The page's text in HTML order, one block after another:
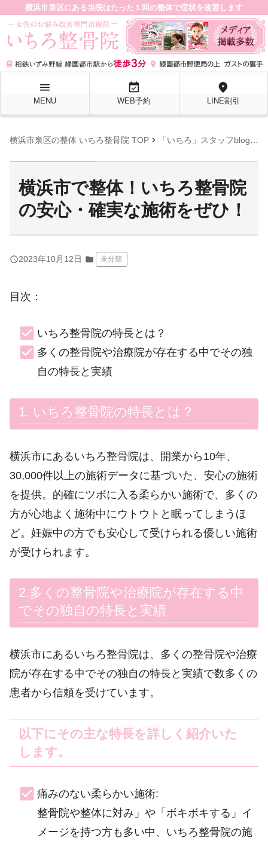
横浜市泉区にある当院はたった１回の整体で症状を改善します
menu
MENU
event_available
WEB予約
location_on
LINE割引
横浜市泉区の整体 いちろ整骨院 TOP chevron_right 「いちろ」スタッフblog
横浜市で整体！いちろ整骨院
の安心・確実な施術をぜひ！
query_builder2023年10月12日 folder 未分類
目次：
いちろ整骨院の特長とは？
多くの整骨院や治療院が存在する中でその独
自の特長と実績
1. いちろ整骨院の特長とは？
横浜市にあるいちろ整骨院は、開業から10年、
30,000件以上の施術データに基づいた、安心の施術
を提供。的確にツボに入る柔らかい施術で、多くの
方が心地よく施術中にウトウトと眠ってしまうほ
ど。妊娠中の方でも安心して受けられる優しい施術
が受けられます。
2.多くの整骨院や治療院が存在する中
でその独自の特長と実績
横浜市にあるいちろ整骨院は、多くの整骨院や治療
院が存在する中でその独自の特長と実績で数多くの
患者から信頼を受けています。
以下にその主な特長を詳しく紹介いた
します。
痛みのない柔らかい施術:
整骨院や整体に対み」や「ボキボキする」イ
メージを持つ方も多い中、いちろ整骨院の施